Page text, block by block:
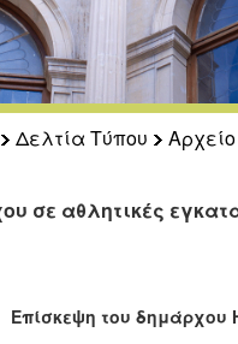
Δελτία Τύπου Αρχείο
σε αθλητικές
Επίσκεψη του δημάρχου